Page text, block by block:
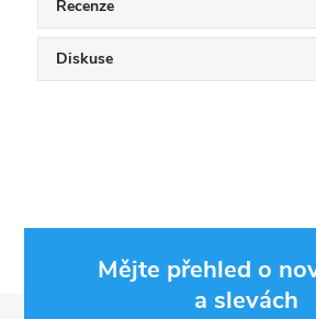
Recenze
Diskuse
Mějte přehled o
a slevách